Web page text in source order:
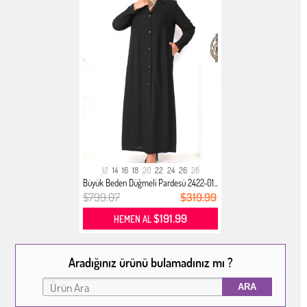
12 14 16 18 20 22 24 26 28
Büyük Beden Düğmeli Pardesü 2422-01...
$799.07 $319.99
HEMEN AL$191.99
Aradığınız ürünü bulamadınız mı ?